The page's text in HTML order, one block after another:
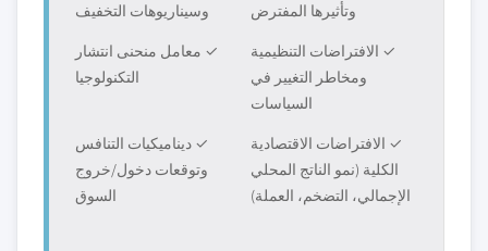
وتأثيرها المفترض
وسيناريوهات التخفيف
✓ الافتراضات التنظيمية
ومخاطر التغيير في
السياسات
✓ معامل منحنى انتشار
التكنولوجيا
✓ الافتراضات الاقتصادية
الكلية (نمو الناتج المحلي
الإجمالي، التضخم، العملة)
✓ ديناميكيات التنافس
وتوقعات دخول/خروج
السوق